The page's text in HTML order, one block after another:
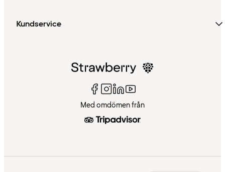
Kundservice
Med omdömen från